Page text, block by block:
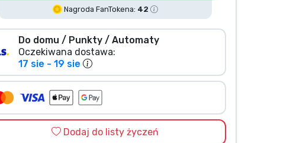
Nagroda FanTokena: 42
Do domu / Punkty / Automaty
Oczekiwana dostawa:
17 sie - 19 sie
Dodaj do listy życzeń